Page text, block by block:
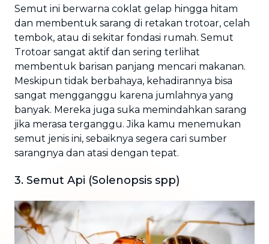
Semut ini berwarna coklat gelap hingga hitam
dan membentuk sarang di retakan trotoar, celah
tembok, atau di sekitar fondasi rumah. Semut
Trotoar sangat aktif dan sering terlihat
membentuk barisan panjang mencari makanan.
Meskipun tidak berbahaya, kehadirannya bisa
sangat mengganggu karena jumlahnya yang
banyak. Mereka juga suka memindahkan sarang
jika merasa terganggu. Jika kamu menemukan
semut jenis ini, sebaiknya segera cari sumber
sarangnya dan atasi dengan tepat.
3. Semut Api (Solenopsis spp)